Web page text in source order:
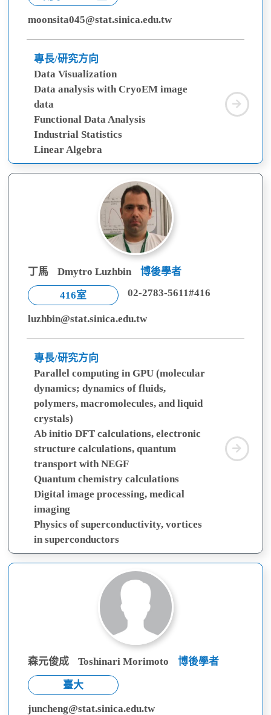
moonsita045@stat.sinica.edu.tw
專長/研究方向
Data Visualization
Data analysis with CryoEM image
data
Functional Data Analysis
Industrial Statistics
Linear Algebra
林
思
丁馬 Dmytro Luzhbin 博後學者
416室 02-2783-5611#416
luzhbin@stat.sinica.edu.tw
專長/研究方向
Parallel computing in GPU (molecular
dynamics; dynamics of fluids,
polymers, macromolecules, and liquid
crystals)
Ab initio DFT calculations, electronic
structure calculations, quantum
transport with NEGF
Quantum chemistry calculations
Digital image processing, medical
imaging
Physics of superconductivity, vortices
in superconductors
丁
馬
森元俊成 Toshinari Morimoto 博後學者
臺大
juncheng@stat.sinica.edu.tw